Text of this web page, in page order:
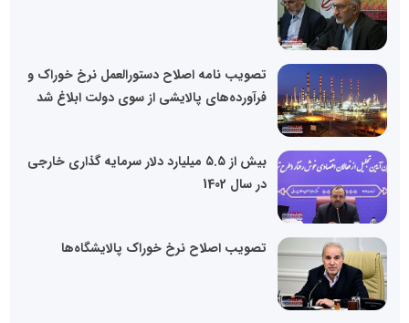
تصویب نامه اصلاح دستورالعمل نرخ خوراک و
فرآورده‌های پالایشی از سوی دولت ابلاغ شد
بیش از ۵.۵ میلیارد دلار سرمایه گذاری خارجی
در سال 1402
تصویب اصلاح نرخ خوراک پالایشگاه‌ها